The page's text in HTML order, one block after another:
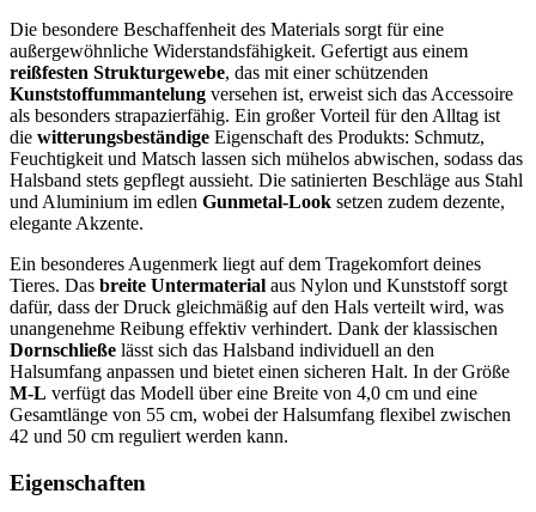
Die besondere Beschaffenheit des Materials sorgt für eine
außergewöhnliche Widerstandsfähigkeit. Gefertigt aus einem
reißfesten Strukturgewebe, das mit einer schützenden
Kunststoffummantelung versehen ist, erweist sich das Accessoire
als besonders strapazierfähig. Ein großer Vorteil für den Alltag ist
die witterungsbeständige Eigenschaft des Produkts: Schmutz,
Feuchtigkeit und Matsch lassen sich mühelos abwischen, sodass das
Halsband stets gepflegt aussieht. Die satinierten Beschläge aus Stahl
und Aluminium im edlen Gunmetal-Look setzen zudem dezente,
elegante Akzente.
Ein besonderes Augenmerk liegt auf dem Tragekomfort deines
Tieres. Das breite Untermaterial aus Nylon und Kunststoff sorgt
dafür, dass der Druck gleichmäßig auf den Hals verteilt wird, was
unangenehme Reibung effektiv verhindert. Dank der klassischen
Dornschließe lässt sich das Halsband individuell an den
Halsumfang anpassen und bietet einen sicheren Halt. In der Größe
M-L verfügt das Modell über eine Breite von 4,0 cm und eine
Gesamtlänge von 55 cm, wobei der Halsumfang flexibel zwischen
42 und 50 cm reguliert werden kann.
Eigenschaften